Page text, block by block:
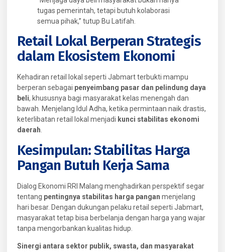
tugas pemerintah, tetapi butuh kolaborasi
semua pihak,” tutup Bu Latifah.
Retail Lokal Berperan Strategis
dalam Ekosistem Ekonomi
Kehadiran retail lokal seperti Jabmart terbukti mampu
berperan sebagai penyeimbang pasar dan pelindung daya
beli, khususnya bagi masyarakat kelas menengah dan
bawah. Menjelang Idul Adha, ketika permintaan naik drastis,
keterlibatan retail lokal menjadi kunci stabilitas ekonomi
daerah.
Kesimpulan: Stabilitas Harga
Pangan Butuh Kerja Sama
Dialog Ekonomi RRI Malang menghadirkan perspektif segar
tentang pentingnya stabilitas harga pangan menjelang
hari besar. Dengan dukungan pelaku retail seperti Jabmart,
masyarakat tetap bisa berbelanja dengan harga yang wajar
tanpa mengorbankan kualitas hidup.
Sinergi antara sektor publik, swasta, dan masyarakat